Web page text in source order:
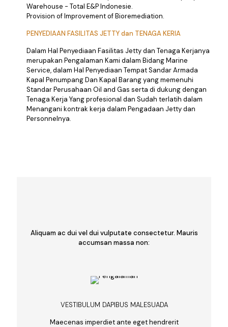
Warehouse - Total E&P Indonesie.
Provision of Improvement of Bioremediation.
PENYEDIAAN FASILITAS JETTY dan TENAGA KERIA
Dalam Hal Penyediaan Fasilitas Jetty dan Tenaga Kerjanya
merupakan Pengalaman Kami dalam Bidang Marine
Service, dalam Hal Penyediaan Tempat Sandar Armada
Kapal Penumpang Dan Kapal Barang yang memenuhi
Standar Perusahaan Oil and Gas serta di dukung dengan
Tenaga Kerja Yang profesional dan Sudah terlatih dalam
Menangani kontrak kerja dalam Pengadaan Jetty dan
Personnelnya.
Aliquam ac dui vel dui vulputate consectetur. Mauris
accumsan massa non:
VESTIBULUM DAPIBUS MALESUADA
Maecenas imperdiet ante eget hendrerit